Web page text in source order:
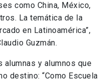
como China, México,
La temática de la
en Latinoamérica”,
Guzmán.
alumnas y alumnos que
destino: “Como Escuela